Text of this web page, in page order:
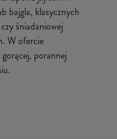
bajgla, klasycznych
śniadaniowej
W ofercie
porannej